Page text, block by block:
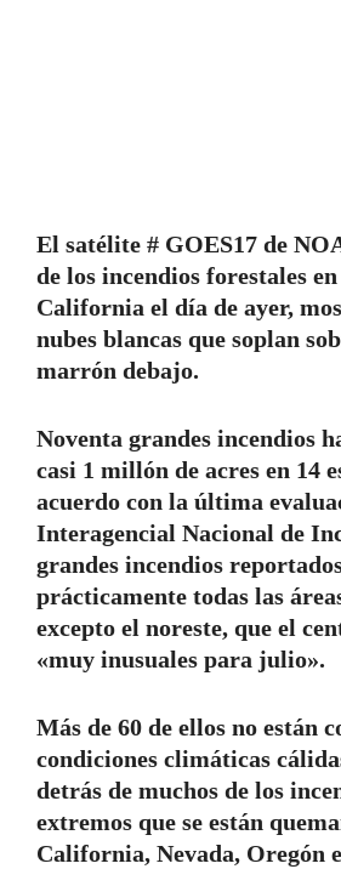
El satélite # GOES17 de
de los incendios forestales
California el día de ayer,
nubes blancas que soplan
marrón debajo.
Noventa grandes incendios
casi 1 millón de acres en 14
acuerdo con la última
Interagencial Nacional de
grandes incendios
prácticamente todas las
excepto el noreste, que el
«muy inusuales para julio».
Más de 60 de ellos no están
condiciones climáticas
detrás de muchos de los
extremos que se están
California, Nevada, Oregón